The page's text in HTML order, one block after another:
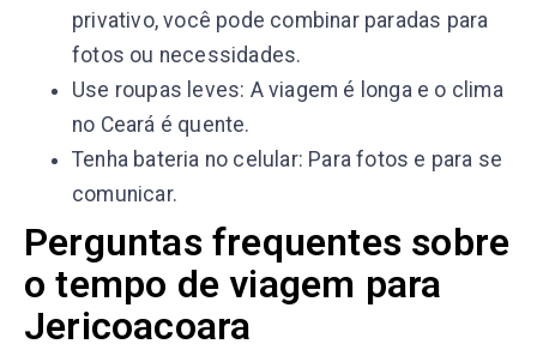
privativo, você pode combinar paradas para
fotos ou necessidades.
Use roupas leves: A viagem é longa e o clima
no Ceará é quente.
Tenha bateria no celular: Para fotos e para se
comunicar.
Perguntas frequentes sobre
o tempo de viagem para
Jericoacoara